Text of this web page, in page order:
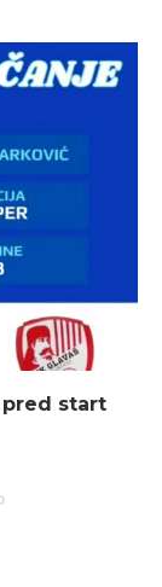
pred start